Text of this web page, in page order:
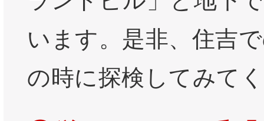
います。是非、住吉
の時に探検してみて